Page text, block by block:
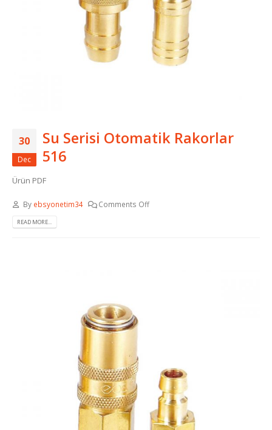
30
Dec
Su Serisi Otomatik Rakorlar
516
Ürün PDF
By ebsyonetim34 Comments Off
READ MORE...